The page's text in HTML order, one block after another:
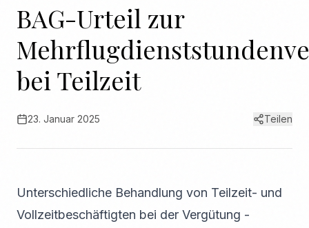
BAG-Urteil zur
bei Teilzeit
23. Januar 2025 Teilen
Unterschiedliche Behandlung von Teilzeit- und
Vollzeitbeschäftigten bei der Vergütung -